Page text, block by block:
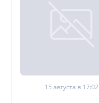
15 августа в 17:02